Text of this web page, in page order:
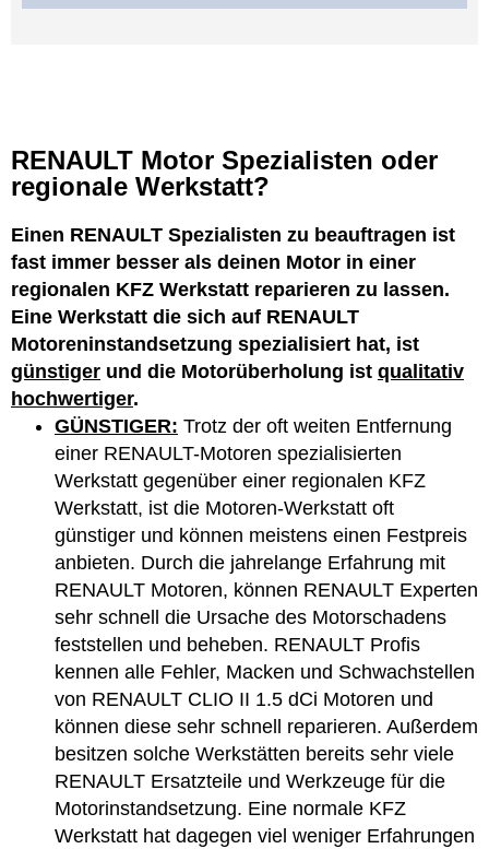
RENAULT Motor Spezialisten oder
regionale Werkstatt?
Einen RENAULT Spezialisten zu beauftragen ist
fast immer besser als deinen Motor in einer
regionalen KFZ Werkstatt reparieren zu lassen.
Eine Werkstatt die sich auf RENAULT
Motoreninstandsetzung spezialisiert hat, ist
günstiger und die Motorüberholung ist qualitativ
hochwertiger.
GÜNSTIGER: Trotz der oft weiten Entfernung
einer RENAULT-Motoren spezialisierten
Werkstatt gegenüber einer regionalen KFZ
Werkstatt, ist die Motoren-Werkstatt oft
günstiger und können meistens einen Festpreis
anbieten. Durch die jahrelange Erfahrung mit
RENAULT Motoren, können RENAULT Experten
sehr schnell die Ursache des Motorschadens
feststellen und beheben. RENAULT Profis
kennen alle Fehler, Macken und Schwachstellen
von RENAULT CLIO II 1.5 dCi Motoren und
können diese sehr schnell reparieren. Außerdem
besitzen solche Werkstätten bereits sehr viele
RENAULT Ersatzteile und Werkzeuge für die
Motorinstandsetzung. Eine normale KFZ
Werkstatt hat dagegen viel weniger Erfahrungen